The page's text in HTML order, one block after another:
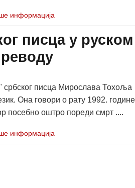
информација
писца у руском
србског писца Мирослава Тохоља
Она говори о рату 1992. године
посебно оштро пореди смрт ....
информација